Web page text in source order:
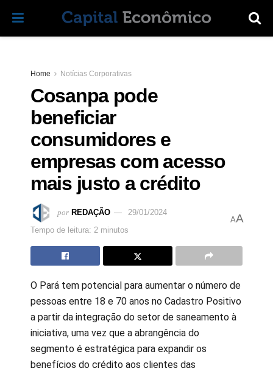
Home Notícias Corporativas
Cosanpa pode
beneficiar
consumidores e
empresas com acesso
mais justo a crédito
por REDAÇÃO
29/01/2024
Tempo de leitura: 2 minutos
AA
O Pará tem potencial para aumentar o número de
pessoas entre 18 e 70 anos no Cadastro Positivo
a partir da integração do setor de saneamento à
iniciativa, uma vez que a abrangência do
segmento é estratégica para expandir os
benefícios do crédito aos clientes das